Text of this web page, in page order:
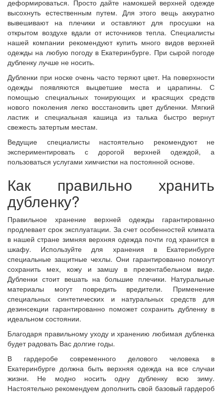
деформироваться. Просто дайте намокшей верхней одежде
высохнуть естественным путем. Для этого вещь аккуратно
вывешивают на плечики и оставляют для просушки на
открытом воздухе вдали от источников тепла. Специалисты
нашей компании рекомендуют купить много видов верхней
одежды на любую погоду в Екатеринбурге. При сырой погоде
дубленку лучше не носить.
Дубленки при носке очень часто теряют цвет. На поверхности
одежды появляются выцветшие места и царапины. С
помощью специальных тонирующих и красящих средств
нового поколения легко восстановить цвет дубленки. Мягкий
ластик и специальная кашица из талька быстро вернут
свежесть затертым местам.
Ведущие специалисты настоятельно рекомендуют не
экспериментировать с дорогой верхней одеждой, а
пользоваться услугами химчистки на постоянной основе.
Как правильно хранить
дубленку?
Правильное хранение верхней одежды гарантированно
продлевает срок эксплуатации. За счет особенностей климата
в нашей стране зимняя верхняя одежда почти год хранится в
шкафу. Используйте для хранения в Екатеринбурге
специальные защитные чехлы. Они гарантированно помогут
сохранить мех, кожу и замшу в презентабельном виде.
Дубленки стоит вешать на большие плечики. Натуральные
материалы могут повредить вредители. Применение
специальных синтетических и натуральных средств для
дезинсекции гарантированно поможет сохранить дубленку в
идеальном состоянии.
Благодаря правильному уходу и хранению любимая дубленка
будет радовать Вас долгие годы.
В гардеробе современного делового человека в
Екатеринбурге должна быть верхняя одежда на все случаи
жизни. Не модно носить одну дубленку всю зиму.
Настоятельно рекомендуем дополнить свой базовый гардероб